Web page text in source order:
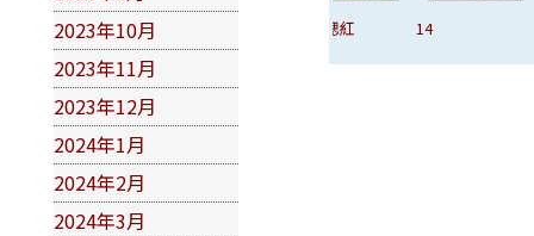
2023年10月
2023年11月
2023年12月
2024年1月
2024年2月
2024年3月
11、西班牙舞
孃
15